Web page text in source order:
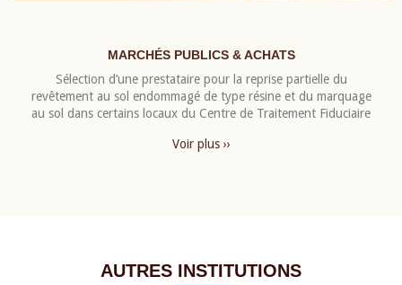
MARCHÉS PUBLICS & ACHATS
Sélection d’une prestataire pour la reprise partielle du
revêtement au sol endommagé de type résine et du marquage
au sol dans certains locaux du Centre de Traitement Fiduciaire
Voir plus ››
AUTRES INSTITUTIONS